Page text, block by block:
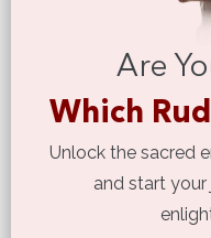
Are
Which
Unlock the sacred
and start